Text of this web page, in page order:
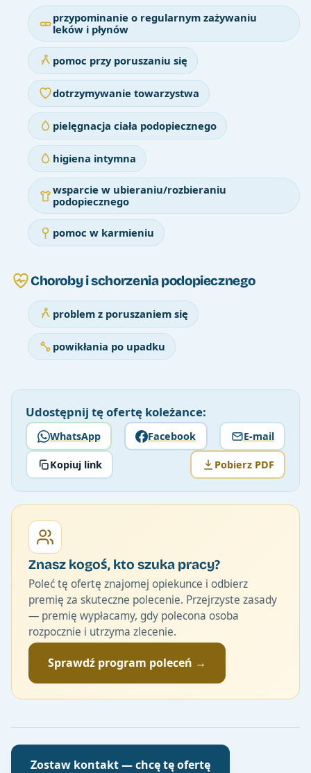
przypominanie o regularnym zażywaniu
leków i płynów
pomoc przy poruszaniu się
dotrzymywanie towarzystwa
pielęgnacja ciała podopiecznego
higiena intymna
wsparcie w ubieraniu/rozbieraniu
podopiecznego
pomoc w karmieniu
Choroby i schorzenia podopiecznego
problem z poruszaniem się
powikłania po upadku
Udostępnij tę ofertę koleżance:
WhatsApp Facebook E-mail
Kopiuj link Pobierz PDF
Znasz kogoś, kto szuka pracy?
Poleć tę ofertę znajomej opiekunce i odbierz
premię za skuteczne polecenie. Przejrzyste zasady
— premię wypłacamy, gdy polecona osoba
rozpocznie i utrzyma zlecenie.
Sprawdź program poleceń →
Zostaw kontakt — chcę tę ofertę